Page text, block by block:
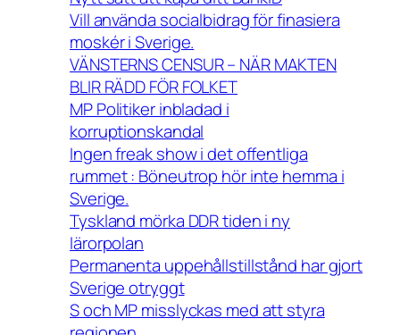
Vill använda socialbidrag för finasiera
moskér i Sverige.
VÄNSTERNS CENSUR – NÄR MAKTEN
BLIR RÄDD FÖR FOLKET
MP Politiker inbladad i
korruptionskandal
Ingen freak show i det offentliga
rummet : Böneutrop hör inte hemma i
Sverige.
Tyskland mörka DDR tiden i ny
lärorpolan
Permanenta uppehållstillstånd har gjort
Sverige otryggt
S och MP misslyckas med att styra